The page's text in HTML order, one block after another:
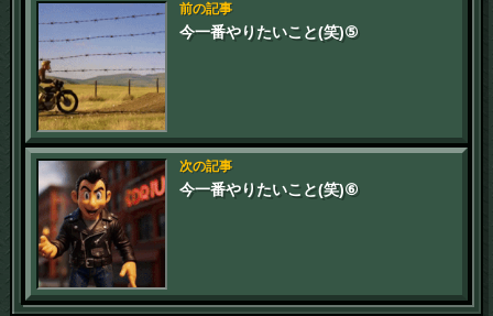
前の記事
今一番やりたいこと(笑)⑤
次の記事
今一番やりたいこと(笑)⑥